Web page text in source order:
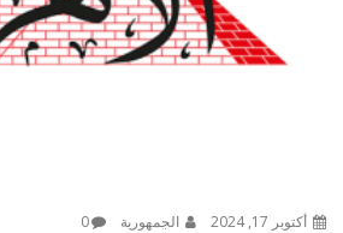
أكتوبر 17, 2024 الجمهورية 0